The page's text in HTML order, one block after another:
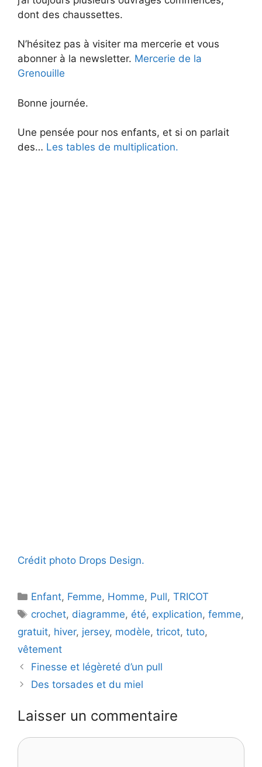
dont des chaussettes.
N’hésitez pas à visiter ma mercerie et vous
abonner à la newsletter. Mercerie de la
Grenouille
Bonne journée.
Une pensée pour nos enfants, et si on parlait
des… Les tables de multiplication.
Crédit photo Drops Design.
Catégories
Enfant, Femme, Homme, Pull,TRICOT
Étiquettes
crochet, diagramme, été, explication,femme,
gratuit, hiver, jersey, modèle, tricot, tuto,
vêtement
Finesse et légèreté d’un pull
Des torsades et du miel
Laisser un commentaire
Commentaire